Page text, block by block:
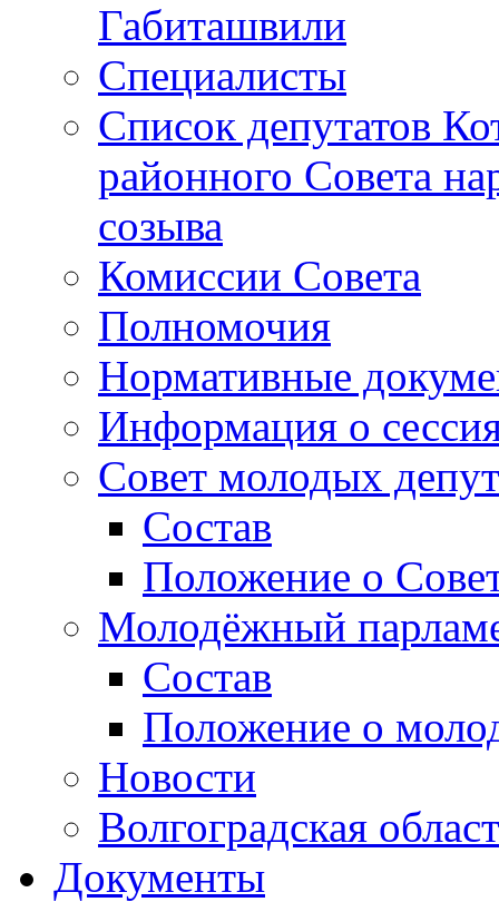
Габиташвили
Специалисты
Список депутатов
районного Совета
созыва
Комиссии Совета
Полномочия
Нормативные
Информация о
Совет молодых
Состав
Положение о
Молодёжный
Состав
Положение о
Новости
Волгоградская
Документы